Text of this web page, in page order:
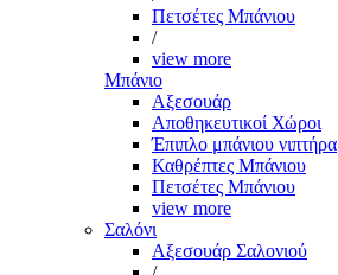
Πετσέτες Μπάνιου
/
view more
Μπάνιο
Αξεσουάρ
Αποθηκευτικοί Χώροι
Έπιπλο μπάνιου νιπτήρα
Καθρέπτες Μπάνιου
Πετσέτες Μπάνιου
view more
Σαλόνι
Αξεσουάρ Σαλονιού